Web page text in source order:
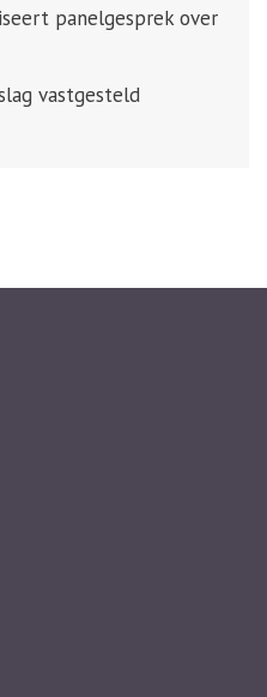
panelgesprek over
vastgesteld